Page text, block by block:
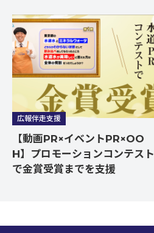
広報伴走支援
【動画PR×イベントPR×OO
H】プロモーションコンテスト
で金賞受賞までを支援